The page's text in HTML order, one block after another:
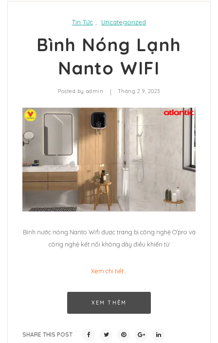
Tin Tức , Uncategorized
Bình Nóng Lạnh
Nanto WIFI
Posted by admin | Tháng 2 9, 2023
Bình nước nóng Nanto Wifi được trang bị công nghệ O’pro và
công nghệ kết nối không dây điều khiển từ
Xem chi tiết…
XEM THÊM
SHARE THIS POST